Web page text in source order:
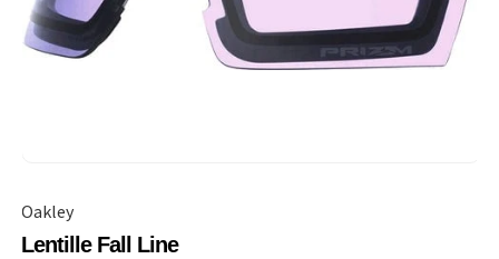
Oakley
Lentille Fall Line